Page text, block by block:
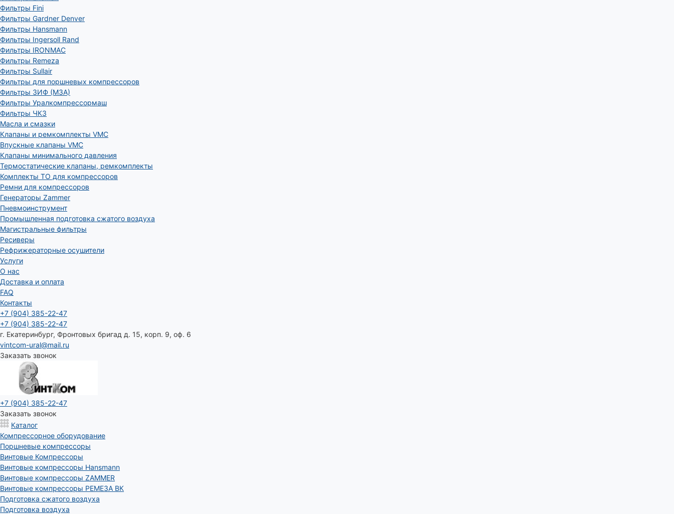
Фильтры Fini
Фильтры Gardner Denver
Фильтры Hansmann
Фильтры Ingersoll Rand
Фильтры IRONMAC
Фильтры Remeza
Фильтры Sullair
Фильтры для поршневых компрессоров
Фильтры ЗИФ (МЗА)
Фильтры Уралкомпрессормаш
Фильтры ЧКЗ
Масла и смазки
Клапаны и ремкомплекты VMC
Впускные клапаны VMC
Клапаны минимального давления
Термостатические клапаны, ремкомплекты
Комплекты ТО для компрессоров
Ремни для компрессоров
Генераторы Zammer
Пневмоинструмент
Промышленная подготовка сжатого воздуха
Магистральные фильтры
Ресиверы
Рефрижераторные осушители
Услуги
О нас
Доставка и оплата
FAQ
Контакты
+7 (904) 385-22-47
+7 (904) 385-22-47
г. Екатеринбург, Фронтовых бригад д. 15, корп. 9, оф. 6
vintcom-ural@mail.ru
Заказать звонок
+7 (904) 385-22-47
Заказать звонок
Каталог
Компрессорное оборудование
Поршневые компрессоры
Винтовые Компрессоры
Винтовые компрессоры Hansmann
Винтовые компрессоры ZAMMER
Винтовые компрессоры РЕМЕЗА ВК
Подготовка сжатого воздуха
Подготовка воздуха